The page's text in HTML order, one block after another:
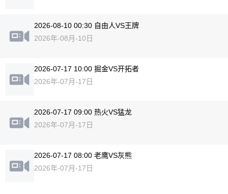
2026-08-10 00:30 自由人VS王牌
2026年-08月-10日
2026-07-17 10:00 掘金VS开拓者
2026年-07月-17日
2026-07-17 09:00 热火VS猛龙
2026年-07月-17日
2026-07-17 08:00 老鹰VS灰熊
2026年-07月-17日